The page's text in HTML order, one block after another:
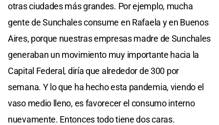
otras ciudades más grandes. Por ejemplo, mucha
gente de Sunchales consume en Rafaela y en Buenos
Aires, porque nuestras empresas madre de Sunchales
generaban un movimiento muy importante hacia la
Capital Federal, diría que alrededor de 300 por
semana. Y lo que ha hecho esta pandemia, viendo el
vaso medio lleno, es favorecer el consumo interno
nuevamente. Entonces todo tiene dos caras.